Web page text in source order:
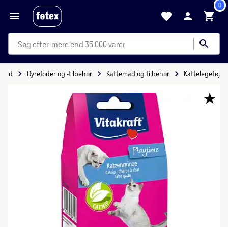
0
mere end 35.000 varer
Dyrefoder og -tilbehør Kattemad og tilbehør Kattelegetøj